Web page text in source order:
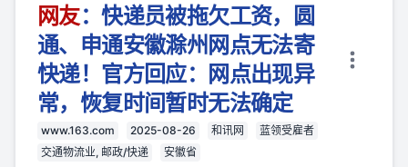
网友：快递员被拖欠工资，圆
通、申通安徽滁州网点无法寄
快递！官方回应：网点出现异
常，恢复时间暂时无法确定
www.163.com 2025-08-26 和讯网
蓝领受雇者
交通物流业, 邮政/快递
安徽省